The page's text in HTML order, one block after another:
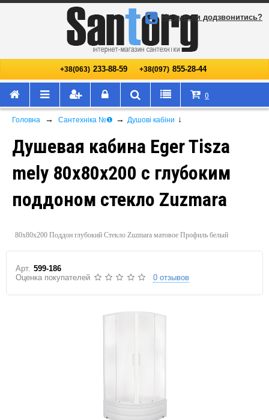
+38(063) 233-88-59 +38(097) 855-28-44
Не змогли додзвонитись?
0
Головна → Сантехніка №❶ → Душові кабіни ↓
Душевая кабина Eger Tisza
mely 80х80х200 с глубоким
поддоном стекло Zuzmara
80х80х200 Поддон глубокий Стекло Zuzmara матовое Профиль белый
Арт. 599-186
Оценка покупателей
0 отзывов